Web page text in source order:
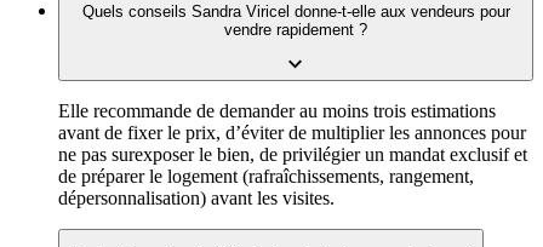
Quels conseils Sandra Viricel donne-t-elle aux vendeurs pour
vendre rapidement ?
Elle recommande de demander au moins trois estimations
avant de fixer le prix, d’éviter de multiplier les annonces pour
ne pas surexposer le bien, de privilégier un mandat exclusif et
de préparer le logement (rafraîchissements, rangement,
dépersonnalisation) avant les visites.